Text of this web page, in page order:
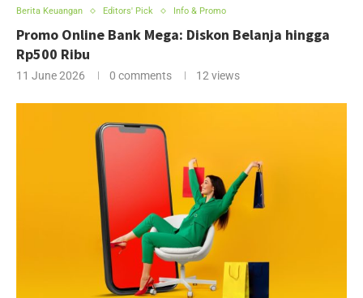
Berita Keuangan Editors' Pick Info & Promo
Promo Online Bank Mega: Diskon Belanja hingga
Rp500 Ribu
11 June 2026 0 comments 12 views